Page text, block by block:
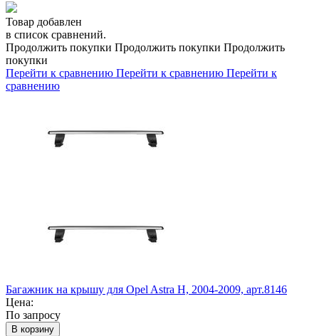
Товар добавлен
в список сравнений.
Продолжить покупки Продолжить покупки Продолжить
покупки
Перейти к сравнению Перейти к сравнению Перейти к
сравнению
Багажник на крышу для Opel Astra H, 2004-2009, арт.8146
Цена:
По запросу
В корзину